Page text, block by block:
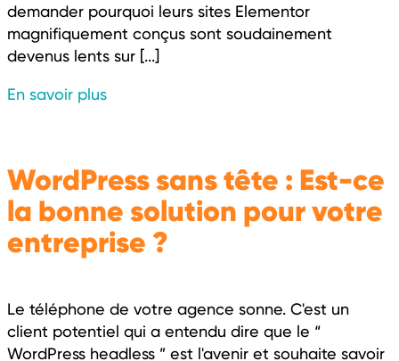
demander pourquoi leurs sites Elementor
magnifiquement conçus sont soudainement
devenus lents sur [...]
En savoir plus
WordPress sans tête : Est-ce
la bonne solution pour votre
entreprise ?
Le téléphone de votre agence sonne. C'est un
client potentiel qui a entendu dire que le “
WordPress headless ” est l'avenir et souhaite savoir